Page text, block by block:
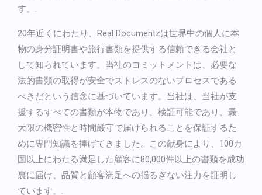
す。.
20年近くにわたり、Real Documentzは世界中の個人に本
物の身分証明書や旅行書類を提供する信頼できる会社と
して知られています。当社のコミットメントは、必要な
法的書類の取得が安全でストレスのないプロセスである
べきだという信念に基づいています。当社は、当社が支
援するすべての書類が本物であり、検証可能であり、最
大限の機密性と時間厳守で届けられることを保証するた
めに専門知識を捧げてきました。この献身により、100カ
国以上にわたる満足した顧客に80,000件以上の書類を成功
裏に届け、品質と顧客満足への揺るぎない注力を証明し
ています。.